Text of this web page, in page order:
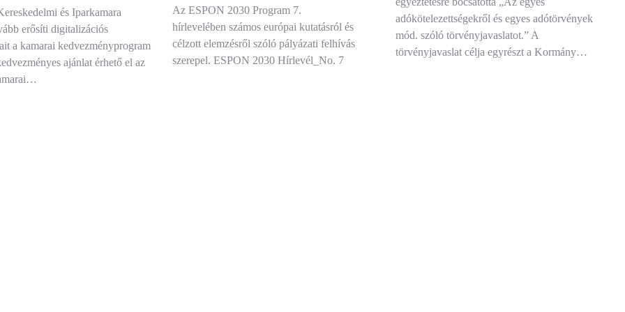
és Iparkamara
erősíti digitalizációs
a kamarai kedvezményprogram
ajánlat érhető el az
Az ESPON 2030 Program 7.
hírlevelében számos európai kutatásról és
célzott elemzésről szóló pályázati felhívás
szerepel. ESPON 2030 Hírlevél_No. 7
adókötelezettségekről és egyes adótörvények
mód. szóló törvényjavaslatot.” A
törvényjavaslat célja egyrészt a Kormány…